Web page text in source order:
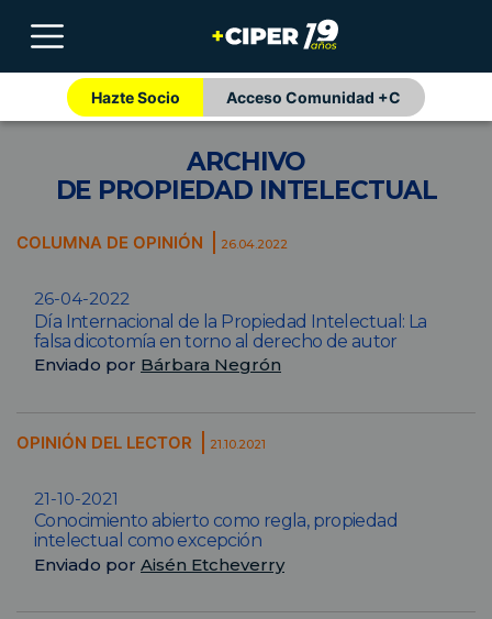
Hazte Socio Acceso Comunidad +C
ARCHIVO
DE PROPIEDAD INTELECTUAL
COLUMNA DE OPINIÓN 26.04.2022
26-04-2022
Día Internacional de la Propiedad Intelectual: La
falsa dicotomía en torno al derecho de autor
Enviado por Bárbara Negrón
OPINIÓN DEL LECTOR 21.10.2021
21-10-2021
Conocimiento abierto como regla, propiedad
intelectual como excepción
Enviado por Aisén Etcheverry